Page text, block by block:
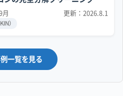
月 更新：2026.8.1
）
一覧を見る